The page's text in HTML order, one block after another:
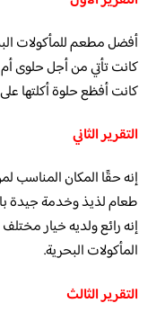
أفضل مطعم للمأكولات
كانت تأتي من أجل حلوى أم
كانت أفظع حلوة أكلتها
التقرير الثاني
إنه حقًا المكان المناسب
طعام لذيذ وخدمة جيدة
إنه رائع ولديه خيار
المأكولات البحرية.
التقرير الثالث